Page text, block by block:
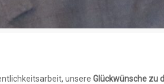
unsereGlückwünsche zu